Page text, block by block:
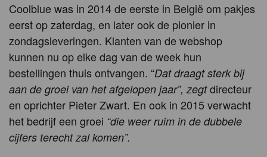
Coolblue was in 2014 de eerste in België om pakjes
eerst op zaterdag, en later ook de pionier in
zondagsleveringen. Klanten van de webshop
kunnen nu op elke dag van de week hun
bestellingen thuis ontvangen. “Dat draagt sterk bij
aan de groei van het afgelopen jaar”, zegtdirecteur
en oprichter Pieter Zwart. En ook in 2015 verwacht
het bedrijf een groei “die weer ruim in de dubbele
cijfers terecht zal komen”.